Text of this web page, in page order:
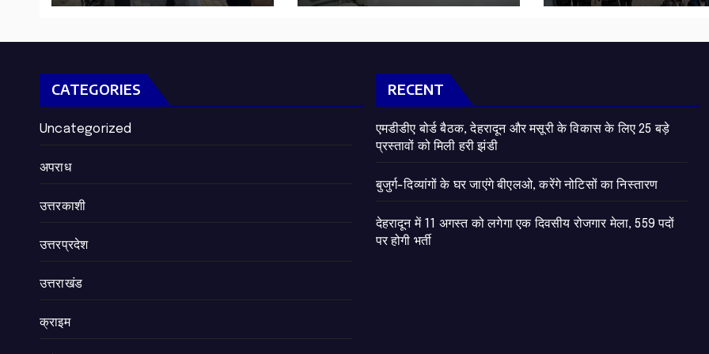
CATEGORIES
Uncategorized
अपराध
उत्तरकाशी
उत्तरप्रदेश
उत्तराखंड
क्राइम
RECENT
एमडीडीए बोर्ड बैठक, देहरादून और मसूरी के विकास के लिए 25 बड़े
प्रस्तावों को मिली हरी झंडी
बुजुर्ग-दिव्यांगों के घर जाएंगे बीएलओ, करेंगे नोटिसों का निस्तारण
​देहरादून में 11 अगस्त को लगेगा एक दिवसीय रोजगार मेला, 559 पदों
पर होगी भर्ती